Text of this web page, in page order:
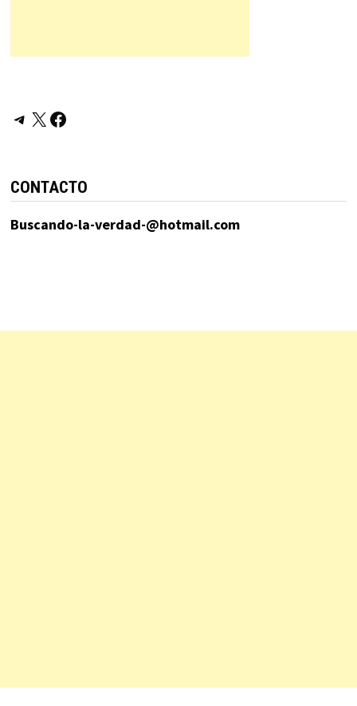
Telegram
X Facebook
CONTACTO
Buscando-la-verdad-@hotmail.com